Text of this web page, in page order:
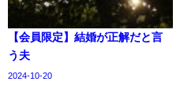
【会員限定】結婚が正解だと言
う夫
2024-10-20